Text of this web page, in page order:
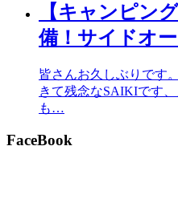
【キャンピン
備！サイドオ
皆さんお久しぶりです
きて残念なSAIKIです
も…
FaceBook